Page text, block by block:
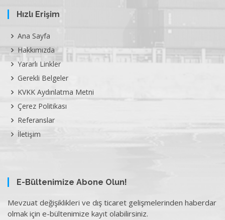
Hızlı Erişim
Ana Sayfa
Hakkımızda
Yararlı Linkler
Gerekli Belgeler
KVKK Aydınlatma Metni
Çerez Politikası
Referanslar
İletişim
E-Bültenimize Abone Olun!
Mevzuat değişiklikleri ve dış ticaret gelişmelerinden haberdar
olmak için e-bültenimize kayıt olabilirsiniz.